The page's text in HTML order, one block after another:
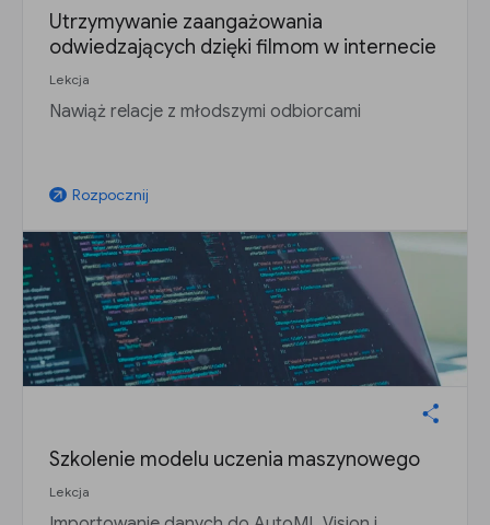
Utrzymywanie zaangażowania
odwiedzających dzięki filmom w internecie
Lekcja
Nawiąż relacje z młodszymi odbiorcami
arrow_outward Rozpocznij
Szkolenie modelu uczenia maszynowego
Lekcja